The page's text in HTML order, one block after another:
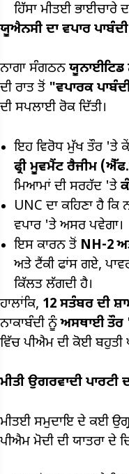
ਹਿੱਸਾ ਮੀਤਈ ਭਾਈਚਾਰੇ
ਯੂਐਨਸੀ ਦਾ ਵਪਾਰ ਪਾਬੰਦੀ
ਨਾਗਾ ਸੰਗਠਨ ਯੂਨਾਈਟਿਡ
ਦੀ ਰਾਤ ਤੋਂ "ਵਪਾਰਕ
ਦੀ ਸਪਲਾਈ ਰੋਕ ਦਿੱਤੀ।
ਇਹ ਵਿਰੋਧ ਮੁੱਖ ਤੌਰ 'ਤੇ
ਫ੍ਰੀ ਮੂਵਮੈਂਟ ਰੈਜੀਮ
ਮਿਆਮਾਂ ਦੀ ਸਰਹੱਦ 'ਤੇ
UNC ਦਾ ਕਹਿਣਾ ਹੈ ਕਿ
ਵਪਾਰ 'ਤੇ ਅਸਰ ਪਵੇਗਾ।
ਇਸ ਕਾਰਨ ਤੋਂ NH-2
ਅਤੇ ਟੈਂਕੀ ਫਾਂਸ ਗਏ,
ਕਿੱਲਤ ਲੱਗਦੀ ਹੈ।
ਹਾਲਾਂਕਿ, 12 ਸਤੰਬਰ ਦੀ
ਨਾਕਾਬੰਦੀ ਨੂੰਅਸਥਾਈ ਤੌਰ
ਵਿੱਚ ਪੀਐਮ ਦੀ ਕੋਈ ਬਹੁਤੀ
ਮੀਤੀ ਉਗਰਵਾਦੀ ਪਾਰਟੀ
ਮੀਤਈ ਸਮੁਦਾਇ ਦੇ ਕਈ
ਪੀਐਮ ਮੋਦੀ ਦੀ ਯਾਤਰਾ ਦੇ